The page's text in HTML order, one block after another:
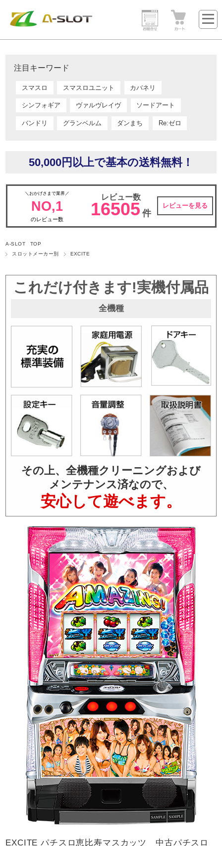
注目キーワード
スマスロ スマスロユニット カバネリ
シンフォギア ヴァルヴレイヴ ソードアート
バンドリ グランベルム ダンまち Re:ゼロ
50,000円以上で基本の送料無料！
＼おかげさまで業界／
NO,1
のレビュー数
レビュー数
16505 件
レビューを見る
A-SLOT TOP
スロットメーカー別
EXCITE
これだけ付きます!実機付属品
全機種
その上、全機種クリーニングおよび
メンテナンス済なので、
安心して遊べます。
EXCITE パチスロ恵比寿マスカッツ 中古パチスロ